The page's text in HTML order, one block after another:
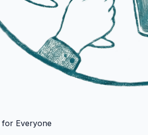
for Everyone